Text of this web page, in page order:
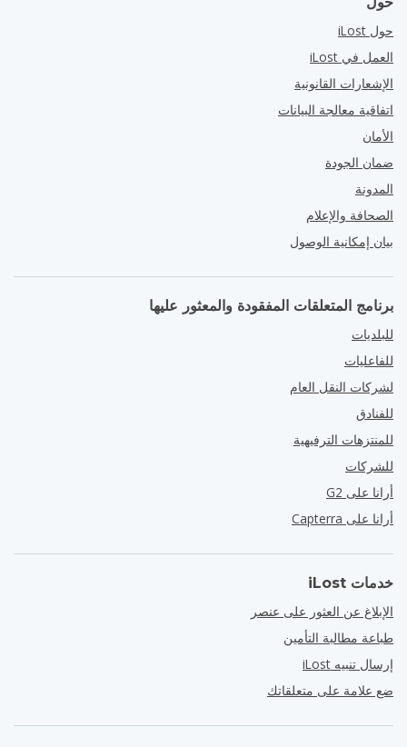
حول iLost
العمل في iLost
الإشعارات القانونية
اتفاقية معالجة البيانات
الأمان
ضمان الجودة
المدونة
الصحافة والإعلام
بيان إمكانية الوصول
برنامج المتعلقات المفقودة والمعثور عليها
للبلديات
للفاعليات
لشركات النقل العام
للفنادق
للمنتزهات الترفيهية
للشركات
أرانا على G2
أرانا على Capterra
خدمات iLost
الإبلاغ عن العثور على عنصر
طباعة مطالبة التأمين
إرسال تنبيه iLost
ضع علامة على متعلقاتك